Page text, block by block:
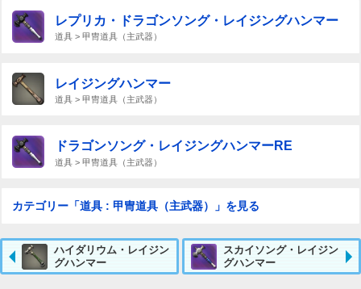
レプリカ・ドラゴンソング・レイジングハンマー
道具 > 甲冑道具（主武器）
レイジングハンマー
道具 > 甲冑道具（主武器）
ドラゴンソング・レイジングハンマーRE
道具 > 甲冑道具（主武器）
カテゴリー「道具 : 甲冑道具（主武器）」を見る
ハイダリウム・レイジン
グハンマー
スカイソング・レイジン
グハンマー